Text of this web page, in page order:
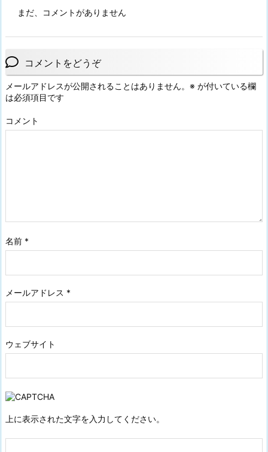
まだ、コメントがありません
コメントをどうぞ
メールアドレスが公開されることはありません。 ※ が付いている欄
は必須項目です
コメント
名前 *
メールアドレス *
ウェブサイト
上に表示された文字を入力してください。